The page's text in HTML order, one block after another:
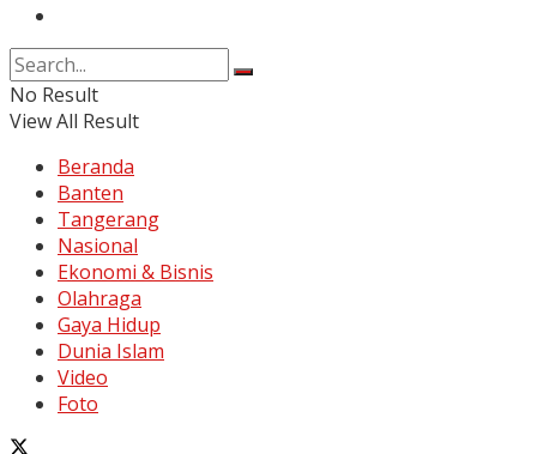
No Result
View All Result
Beranda
Banten
Tangerang
Nasional
Ekonomi & Bisnis
Olahraga
Gaya Hidup
Dunia Islam
Video
Foto